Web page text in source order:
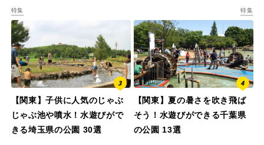
特集
【関東】子供に人気のじゃぶ
じゃぶ池や噴水！水遊びがで
きる埼玉県の公園 30選
特集
【関東】夏の暑さを吹き飛ば
そう！水遊びができる千葉県
の公園 13選